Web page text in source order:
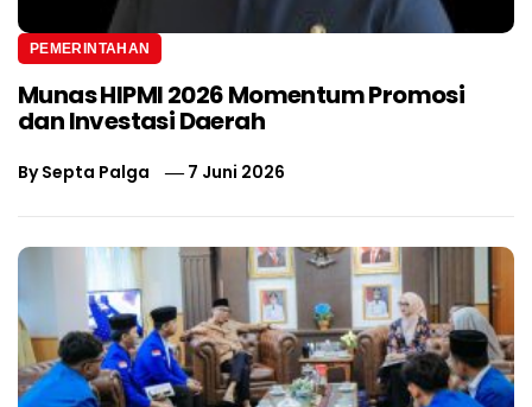
PEMERINTAHAN
Munas HIPMI 2026 Momentum Promosi
dan Investasi Daerah
BySepta Palga 7 Juni 2026